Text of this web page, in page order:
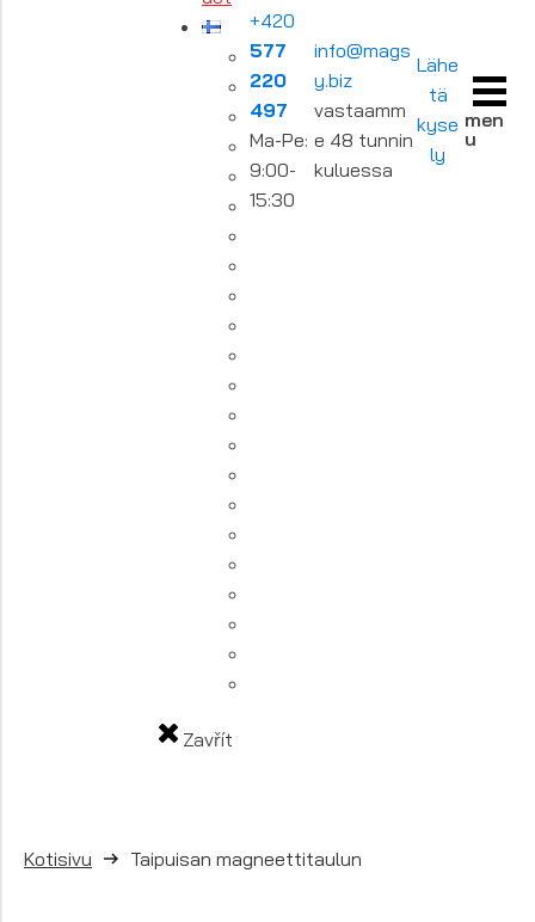
Zavřít
+420
577
220
497
Ma-Pe:
9:00-
15:30
info@mags
y.biz
vastaamm
e 48 tunnin
kuluessa
Lähe
tä
kyse
ly
men
u
Kotisivu Taipuisan magneettitaulun